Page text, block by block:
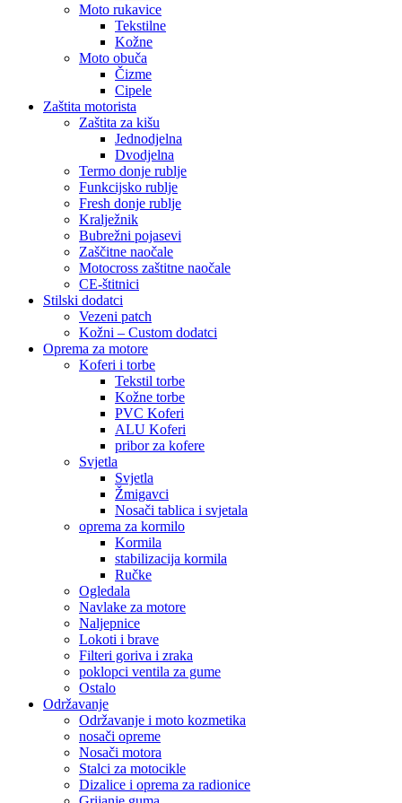
Moto rukavice
Tekstilne
Kožne
Moto obuča
Čizme
Cipele
Zaštita motorista
Zaštita za kišu
Jednodjelna
Dvodjelna
Termo donje rublje
Funkcijsko rublje
Fresh donje rublje
Kralježnik
Bubrežni pojasevi
Zaščitne naočale
Motocross zaštitne naočale
CE-štitnici
Stilski dodatci
Vezeni patch
Kožni – Custom dodatci
Oprema za motore
Koferi i torbe
Tekstil torbe
Kožne torbe
PVC Koferi
ALU Koferi
pribor za kofere
Svjetla
Svjetla
Žmigavci
Nosači tablica i svjetala
oprema za kormilo
Kormila
stabilizacija kormila
Ručke
Ogledala
Navlake za motore
Naljepnice
Lokoti i brave
Filteri goriva i zraka
poklopci ventila za gume
Ostalo
Održavanje
Održavanje i moto kozmetika
nosači opreme
Nosači motora
Stalci za motocikle
Dizalice i oprema za radionice